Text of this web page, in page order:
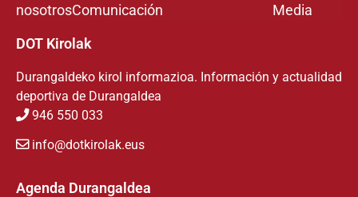
nosotrosComunicación
Media
DOT Kirolak
Durangaldeko kirol informazioa. Información y actualidad
deportiva de Durangaldea
946 550 033
info@dotkirolak.eus
Agenda Durangaldea